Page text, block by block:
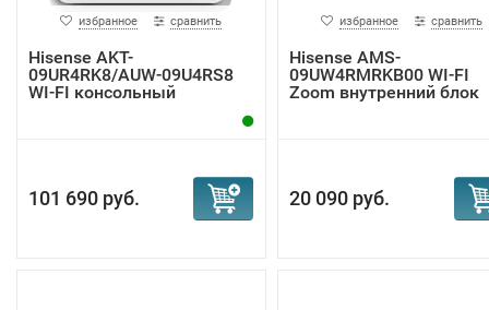
избранное сравнить
Hisense AKT-
09UR4RK8/AUW-09U4RS8
WI-FI консольный
101 690 руб.
избранное сравнить
Hisense AMS-
09UW4RMRKB00 WI-FI
Zoom внутренний блок
20 090 руб.